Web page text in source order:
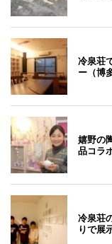
冷泉荘
ー（博
嬉野の
品コラ
冷泉荘
りで展